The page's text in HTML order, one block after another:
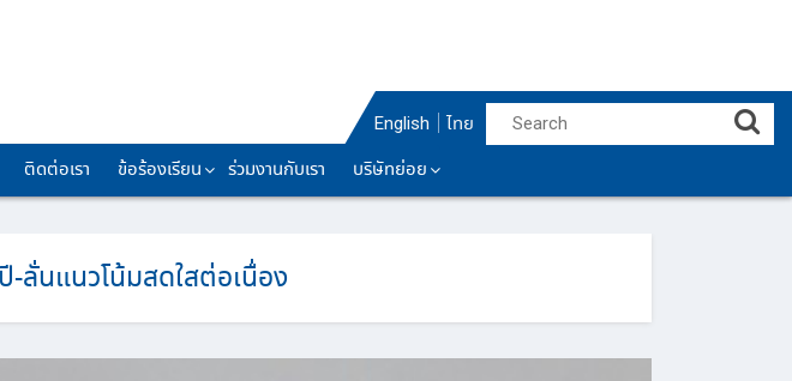
English
ไทย
ติดต่อเรา ข้อร้องเรียน ร่วมงานกับเรา บริษัทย่อย
-ลั่นแนวโน้มสดใสต่อเนื่อง